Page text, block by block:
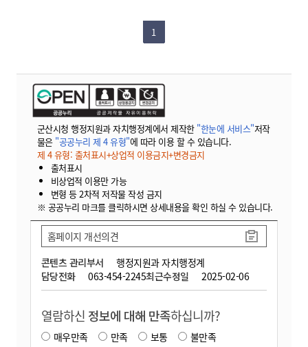
1
군산시청 행정지원과 자치행정계에서 제작한 "한눈에 서비스"저작
물은 "공공누리 제 4 유형"에 따라 이용 할 수 있습니다.
제 4 유형: 출처표시+상업적 이용금지+변경금지
출처표시
비상업적 이용만 가능
변형 등 2차적 저작물 작성 금지
※ 공공누리 마크를 클릭하시면 상세내용을 확인 하실 수 있습니다.
콘텐츠 관리부서
행정지원과 자치행정계
담당전화
063-454-2245최근수정일 2025-02-06
홈페이지 개선의견
열람하신 정보에 대해 만족하십니까?
매우만족 만족 보통
불만족